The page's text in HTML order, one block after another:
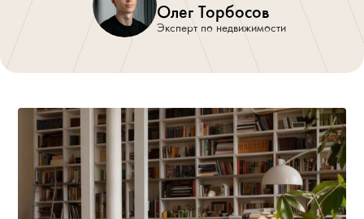
Олег Торбосов
Эксперт по недвижимости